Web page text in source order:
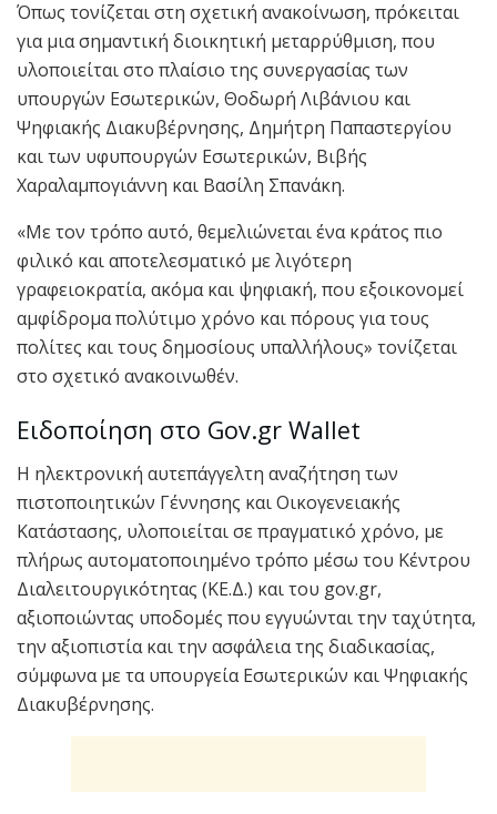
Όπως τονίζεται στη σχετική ανακοίνωση, πρόκειται
για μια σημαντική διοικητική μεταρρύθμιση, που
υλοποιείται στο πλαίσιο της συνεργασίας των
υπουργών Εσωτερικών, Θοδωρή Λιβάνιου και
Ψηφιακής Διακυβέρνησης, Δημήτρη Παπαστεργίου
και των υφυπουργών Εσωτερικών, Βιβής
Χαραλαμπογιάννη και Βασίλη Σπανάκη.
«Με τον τρόπο αυτό, θεμελιώνεται ένα κράτος πιο
φιλικό και αποτελεσματικό με λιγότερη
γραφειοκρατία, ακόμα και ψηφιακή, που εξοικονομεί
αμφίδρομα πολύτιμο χρόνο και πόρους για τους
πολίτες και τους δημοσίους υπαλλήλους» τονίζεται
στο σχετικό ανακοινωθέν.
Ειδοποίηση στο Gov.gr Wallet
Η ηλεκτρονική αυτεπάγγελτη αναζήτηση των
πιστοποιητικών Γέννησης και Οικογενειακής
Κατάστασης, υλοποιείται σε πραγματικό χρόνο, με
πλήρως αυτοματοποιημένο τρόπο μέσω του Κέντρου
Διαλειτουργικότητας (ΚΕ.Δ.) και του gov.gr,
αξιοποιώντας υποδομές που εγγυώνται την ταχύτητα,
την αξιοπιστία και την ασφάλεια της διαδικασίας,
σύμφωνα με τα υπουργεία Εσωτερικών και Ψηφιακής
Διακυβέρνησης.